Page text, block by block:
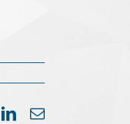
LinkedIn
Email